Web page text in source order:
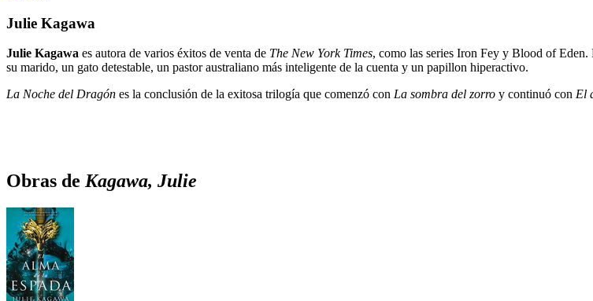
Julie Kagawa
Julie Kagawa es autora de varios éxitos de venta de The New York Times, como las series Iron Fey y Blood of
su marido, un gato detestable, un pastor australiano más inteligente de la cuenta y un papillon hiperactivo.
La Noche del Dragón es la conclusión de la exitosa trilogía que comenzó con La sombra del zorro y continuó con El
Obras de Kagawa, Julie